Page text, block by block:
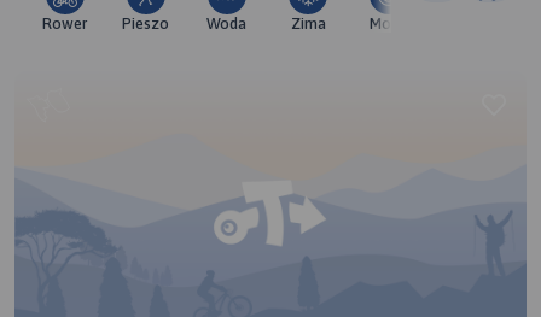
Rower Pieszo Woda Zima Moto